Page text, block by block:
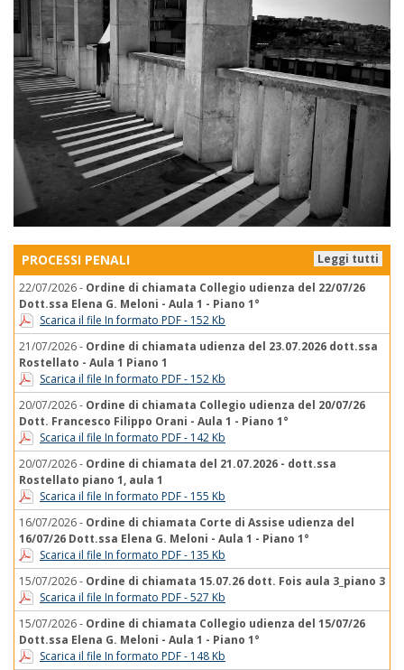
Leggi tutti
PROCESSI PENALI
22/07/2026 - Ordine di chiamata Collegio udienza del 22/07/26
Dott.ssa Elena G. Meloni - Aula 1 - Piano 1°
Scarica il file In formato PDF - 152 Kb
21/07/2026 - Ordine di chiamata udienza del 23.07.2026 dott.ssa
Rostellato - Aula 1 Piano 1
Scarica il file In formato PDF - 152 Kb
20/07/2026 - Ordine di chiamata Collegio udienza del 20/07/26
Dott. Francesco Filippo Orani - Aula 1 - Piano 1°
Scarica il file In formato PDF - 142 Kb
20/07/2026 - Ordine di chiamata del 21.07.2026 - dott.ssa
Rostellato piano 1, aula 1
Scarica il file In formato PDF - 155 Kb
16/07/2026 - Ordine di chiamata Corte di Assise udienza del
16/07/26 Dott.ssa Elena G. Meloni - Aula 1 - Piano 1°
Scarica il file In formato PDF - 135 Kb
15/07/2026 - Ordine di chiamata 15.07.26 dott. Fois aula 3_piano 3
Scarica il file In formato PDF - 527 Kb
15/07/2026 - Ordine di chiamata Collegio udienza del 15/07/26
Dott.ssa Elena G. Meloni - Aula 1 - Piano 1°
Scarica il file In formato PDF - 148 Kb